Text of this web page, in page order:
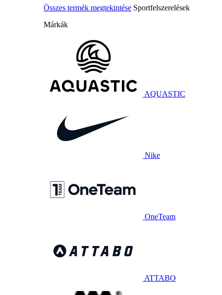
Összes termék megtekintése Sportfelszerelések
Márkák
AQUASTIC
Nike
OneTeam
ATTABO